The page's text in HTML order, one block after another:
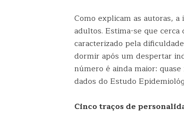
Como explicam as autoras,
adultos. Estima-se que
caracterizado pela
dormir após um despertar
número é ainda maior:
dados do Estudo
Cinco traços de